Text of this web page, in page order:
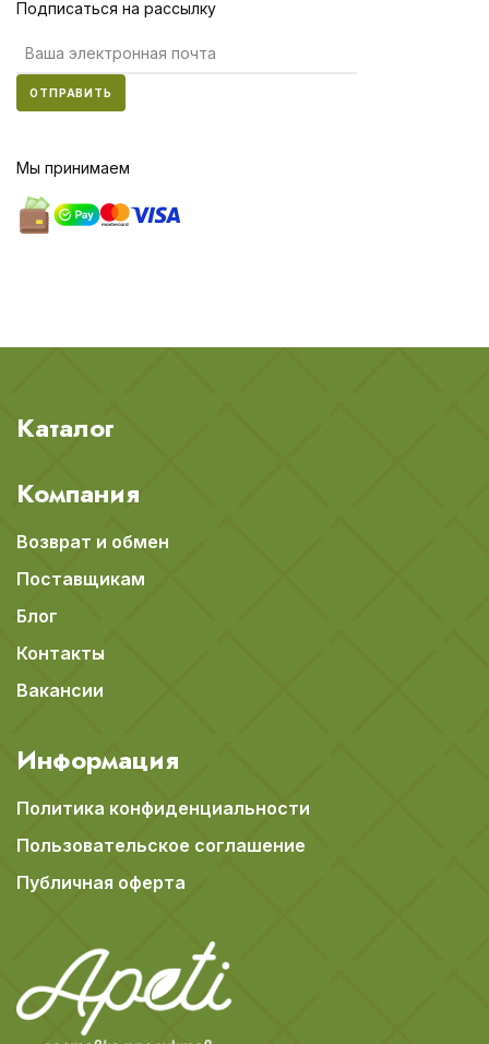
Подписаться на рассылку
ОТПРАВИТЬ
Мы принимаем
Каталог
Компания
Возврат и обмен
Поставщикам
Блог
Контакты
Вакансии
Информация
Политика конфиденциальности
Пользовательское соглашение
Публичная оферта